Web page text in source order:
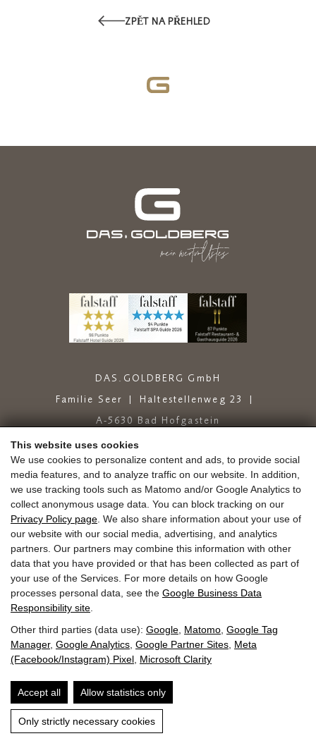
This website uses cookies
We use cookies to personalize content and ads, to provide social
media features, and to analyze traffic on our website. In addition,
we use tracking tools such as Matomo and/or Google Analytics to
collect anonymous usage data. You can block tracking on our
Privacy Policy page . We also share information about your use of
our website with our social media, advertising, and analytics
partners. Our partners may combine this information with other
data that you have provided or that has been collected as part of
your use of the Services. For more details on how Google
processes personal data, see the Google Business Data
Responsibility site
Other third parties (data use): Google Matomo Google Tag
Manager, Google Analytics Google Partner Sites Meta
(Facebook/Instagram) Pixel Microsoft Clarity
Accept all Allow statistics only
Only strictly necessary cookies
ZPĚT NA PŘEHLED
DAS.GOLDBERG GmbH
Familie Seer
Haltestellenweg 23
A-5630 Bad Hofgastein
+43 6432 6444
Nabídky práce: Vzdělávání
Golden.blog
Poukázky
Gold.shop Oceňování
Příjezd
Jízdenka Guest Mobility Ticket
Zpravodaj
Otisk Ochrana údajů GTC
Website by
DOTAZY REZERVACE